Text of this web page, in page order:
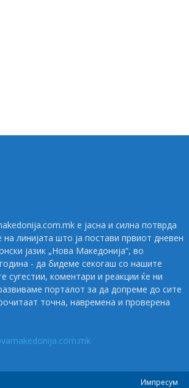
е јасна и силна потврда
на линијата што ја постави првиот дневен
јазик „Нова Македонија“, во
- да бидеме секогаш со нашите
сугестии, коментари и реакции ќе ни
порталот за да допреме до сите
точна, навремена и проверена
Импресум